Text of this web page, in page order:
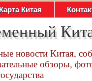
Карта Китая
новости Китая,
обзоры,